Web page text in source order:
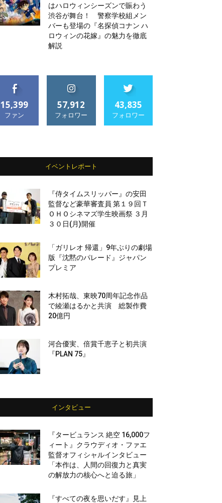
はハロウィンシーズンで賑わう
渋谷が舞台！ 警察学校組メン
バーも登場の『名探偵コナン ハ
ロウィンの花嫁』の魅力を徹底
解説
15,399
ファン
57,912
フォロワー
43,835
フォロワー
イベントレポート
『侍タイムスリッパー』の安田
監督など豪華審査員 第１９回Ｔ
ＯＨＯシネマズ学生映画祭 ３月
３０日(月)開催
「ガリレオ 帰還」9年ぶりの劇場
版『沈黙のパレード』ジャパン
プレミア
木村拓哉、東映70周年記念作品
で綾瀬はるかと共演 総製作費
20億円
河合優実、倍賞千恵子と初共演
『PLAN 75』
インタビュー
『タービュランス 絶空 16,000フ
ィート』クラウディオ・ファエ
監督オフィシャルインタビュー
「本作は、人間の回復力と真実
の解放力の核心へと迫る旅」
『すべての夜を思いだす』見上